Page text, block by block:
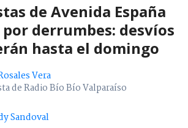
de Avenida España
derrumbes: desvíos
hasta el domingo
Vera
de Radio Bío Bío Valparaíso
Sandoval